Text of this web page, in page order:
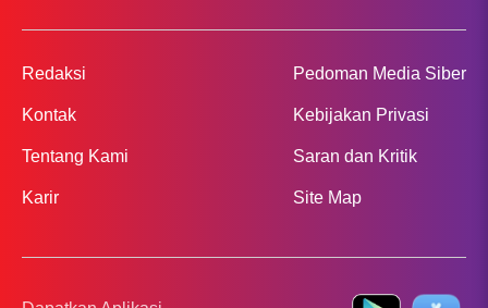
Redaksi
Kontak
Tentang Kami
Karir
Pedoman Media Siber
Kebijakan Privasi
Saran dan Kritik
Site Map